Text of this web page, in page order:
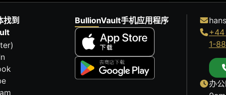
找到
BullionVault手机应用程序
1-
办